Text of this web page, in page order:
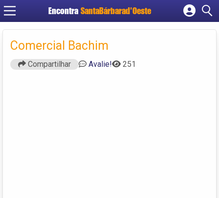
Encontra SantaBárbarad'Oeste
Cadastrar empresa
Criar conta
Comercial Bachim
Compartilhar Avalie! 251